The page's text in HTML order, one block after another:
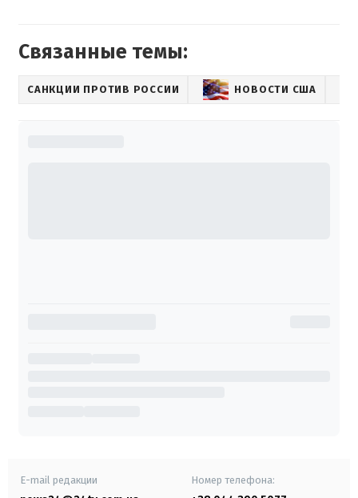
Связанные темы:
САНКЦИИ ПРОТИВ РОССИИ НОВОСТИ США
E-mail редакции Номер телефона: